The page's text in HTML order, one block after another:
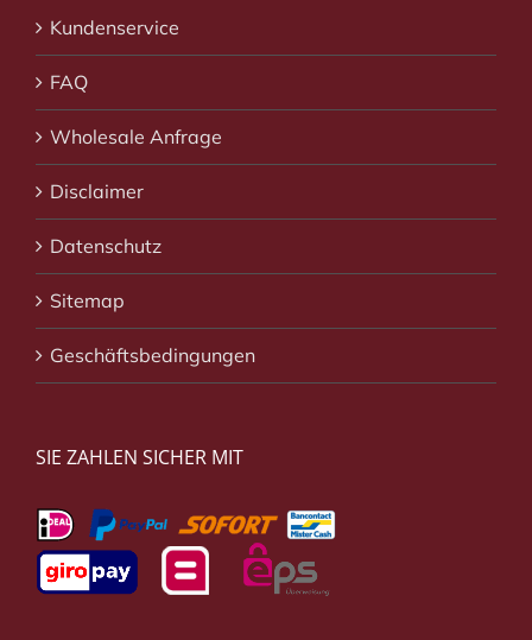
Kundenservice
FAQ
Wholesale Anfrage
Disclaimer
Datenschutz
Sitemap
Geschäftsbedingungen
SIE ZAHLEN SICHER MIT